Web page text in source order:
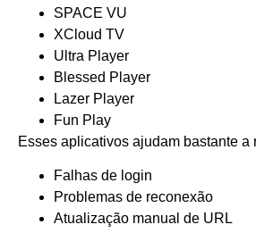
SPACE VU
XCloud TV
Ultra Player
Blessed Player
Lazer Player
Fun Play
Esses aplicativos ajudam bastante a
Falhas de login
Problemas de reconexão
Atualização manual de URL